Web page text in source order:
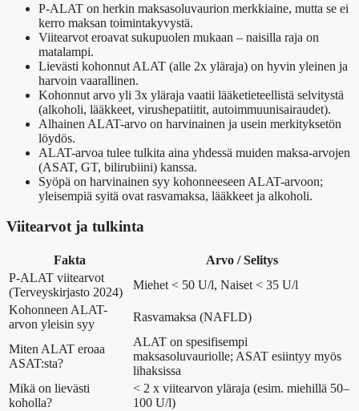
P-ALAT on herkin maksasoluvaurion merkkiaine, mutta se ei
kerro maksan toimintakyvystä.
Viitearvot eroavat sukupuolen mukaan – naisilla raja on
matalampi.
Lievästi kohonnut ALAT (alle 2x yläraja) on hyvin yleinen ja
harvoin vaarallinen.
Kohonnut arvo yli 3x yläraja vaatii lääketieteellistä selvitystä
(alkoholi, lääkkeet, virushepatiitit, autoimmuunisairaudet).
Alhainen ALAT-arvo on harvinainen ja usein merkityksetön
löydös.
ALAT-arvoa tulee tulkita aina yhdessä muiden maksa-arvojen
(ASAT, GT, bilirubiini) kanssa.
Syöpä on harvinainen syy kohonneeseen ALAT-arvoon;
yleisempiä syitä ovat rasvamaksa, lääkkeet ja alkoholi.
Viitearvot ja tulkinta
Fakta
Arvo / Selitys
P-ALAT viitearvot
(Terveyskirjasto 2024)
Miehet < 50 U/l, Naiset < 35 U/l
Kohonneen ALAT-
arvon yleisin syy
Rasvamaksa (NAFLD)
Miten ALAT eroaa
ASAT:sta?
ALAT on spesifisempi
maksasoluvauriolle; ASAT esiintyy myös
lihaksissa
Mikä on lievästi
koholla?
< 2 x viitearvon yläraja (esim. miehillä 50–
100 U/l)